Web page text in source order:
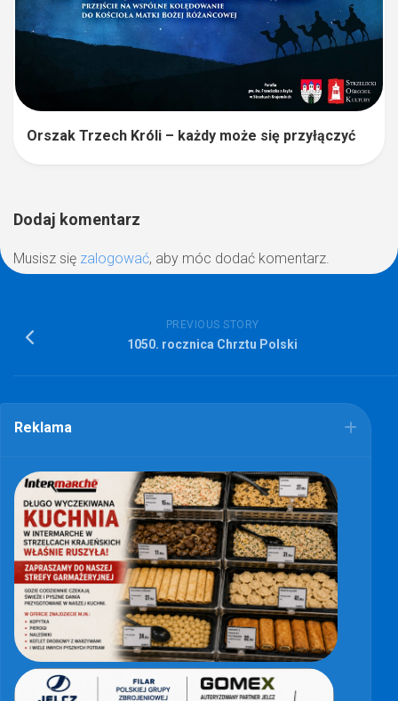
Orszak Trzech Króli – każdy może się przyłączyć
Dodaj komentarz
Musisz się zalogować, aby móc dodać komentarz.
PREVIOUS STORY
1050. rocznica Chrztu Polski
Reklama